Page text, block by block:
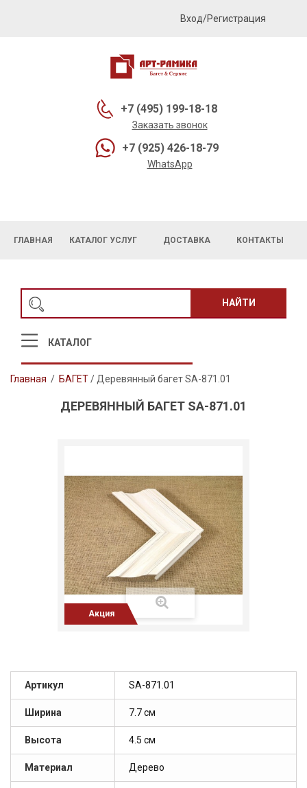
Вход/Регистрация
+7 (495) 199-18-18
Заказать звонок
+7 (925) 426-18-79
WhatsApp
ГЛАВНАЯ КАТАЛОГ УСЛУГ ДОСТАВКА КОНТАКТЫ
НАЙТИ
КАТАЛОГ
Главная / БАГЕТ/ Деревянный багет SA-871.01
ДЕРЕВЯННЫЙ БАГЕТ SA-871.01
Акция
Артикул SA-871.01
Ширина 7.7 см
Высота 4.5 см
Материал Дерево